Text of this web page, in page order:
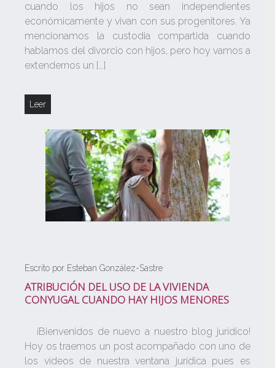
cuando los hijos no sean independientes
económicamente y vivan con sus progenitores. Ya
mencionamos la custodia compartida cuando
hablamos del divorcio con hijos, pero hoy vamos a
extendernos un […]
Leer
Escrito por Esteban González-Sastre
ATRIBUCIÓN DEL USO DE LA VIVIENDA
CONYUGAL CUANDO HAY HIJOS MENORES
¡Bienvenidos de nuevo a nuestro blog jurídico!
Hoy os traemos un post acompañado con uno de
los vídeos de nuestra ventana jurídica pues es